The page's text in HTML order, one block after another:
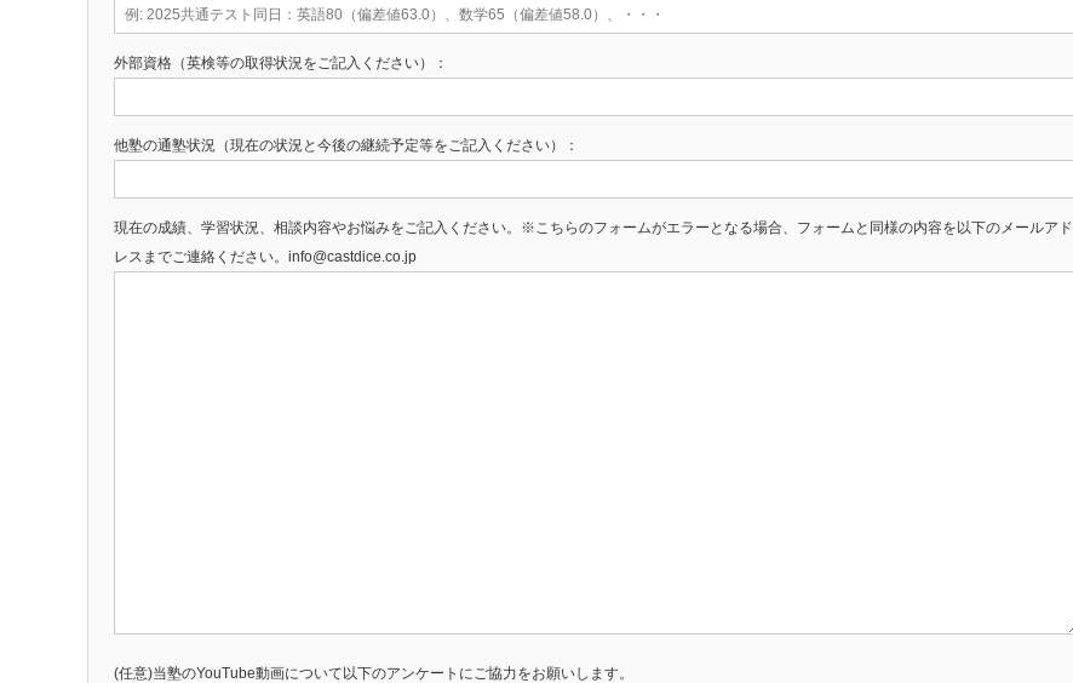
外部資格（英検等の取得状況をご記入ください）：
他塾の通塾状況（現在の状況と今後の継続予定等をご記入ください）：
現在の成績、学習状況、相談内容やお悩みをご記入ください。※こちらのフォームがエラーとなる場合、フォームと同様の内容を以下のメールアド
レスまでご連絡ください。info@castdice.co.jp
(任意)当塾のYouTube動画について以下のアンケートにご協力をお願いします。